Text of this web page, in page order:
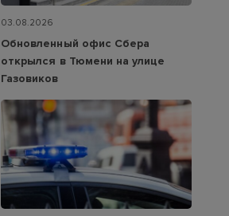
03.08.2026
Обновленный офис Сбера
открылся в Тюмени на улице
Газовиков